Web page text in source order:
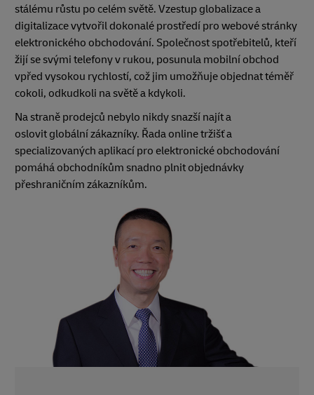
stálému růstu po celém světě. Vzestup globalizace a
digitalizace vytvořil dokonalé prostředí pro webové stránky
elektronického obchodování. Společnost spotřebitelů, kteří
žijí se svými telefony v rukou, posunula mobilní obchod
vpřed vysokou rychlostí, což jim umožňuje objednat téměř
cokoli, odkudkoli na světě a kdykoli.
Na straně prodejců nebylo nikdy snazší najít a
oslovit globální zákazníky. Řada online tržišť a
specializovaných aplikací pro elektronické obchodování
pomáhá obchodníkům snadno plnit objednávky
přeshraničním zákazníkům.